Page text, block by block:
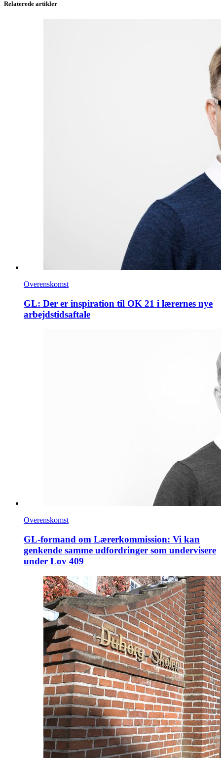
Relaterede artikler
Overenskomst
GL: Der er inspiration til OK 21 i lærernes nye
arbejdstidsaftale
Overenskomst
GL-formand om Lærerkommission: Vi kan
genkende samme udfordringer som undervisere
under Lov 409